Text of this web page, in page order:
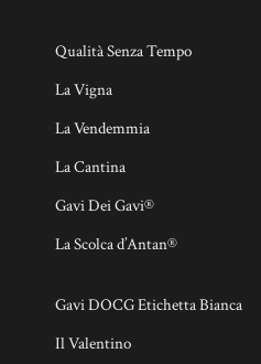
Qualità Senza Tempo
La Vigna
La Vendemmia
La Cantina
Gavi Dei Gavi®
La Scolca d’Antan®
Gavi DOCG Etichetta Bianca
Il Valentino